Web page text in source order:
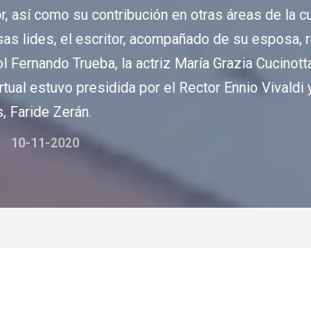
así como su contribución en otras áreas de la
lides, el escritor, acompañado de su
Fernando Trueba, la actriz María Grazia
estuvo presidida por el Rector Ennio
Faride Zerán.
10-11-2020